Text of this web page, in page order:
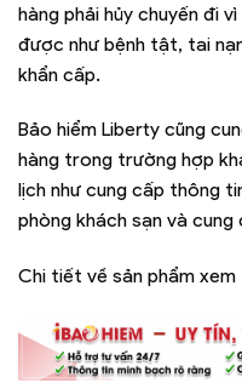
hàng phải hủy chuyến đi
được như bệnh tật, tai
khẩn cấp.
Bảo hiểm Liberty cũng
hàng trong trường hợp
lịch như cung cấp thông
phòng khách sạn và
Chi tiết về sản phẩm xem